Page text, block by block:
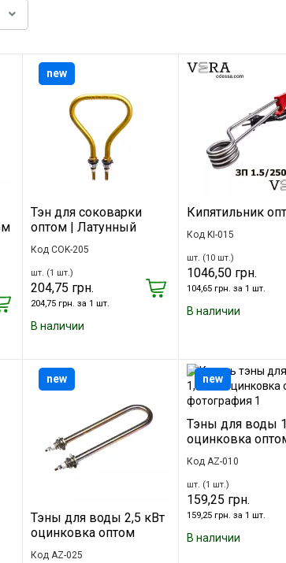
Тэн для соковарки
оптом | Латунный
Код COK-205
шт. (1 шт.)
204,75 грн.
204,75 грн. за 1 шт.
В наличии
new
Кипятильник
Код KI-015
шт. (10 шт.)
1046,50 грн.
104,65 грн. за 1 шт.
В наличии
Тэны для воды 2,5 кВт
оцинковка оптом
Код AZ-025
new
Тэны для воды
оцинковка
Код AZ-010
шт. (1 шт.)
159,25 грн.
159,25 грн. за 1 шт.
В наличии
new